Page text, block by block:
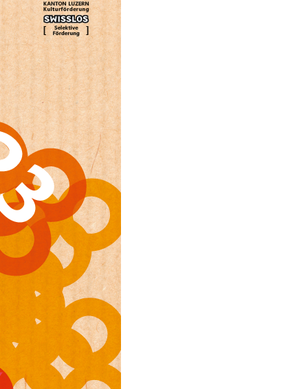
Krankenkasse
Tabakprävention, Primärprävention,
Krankenversicherung, Unfallversicherung,
Luzern)
Existenzsicherung - Sozialhilfe
(WAS Luzern)
Suchtkrankheit, Drogenabhängige,